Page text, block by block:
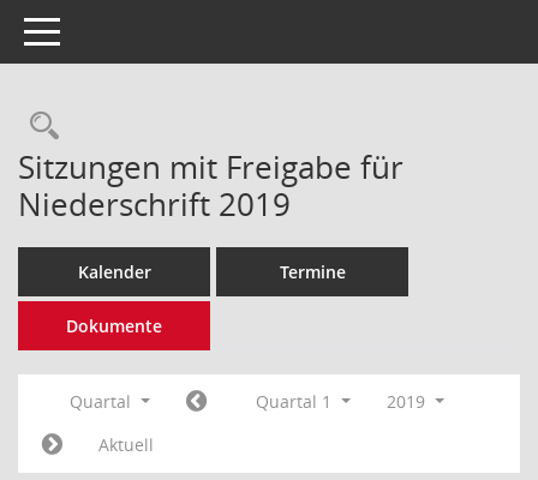
Toggle navigation
Rechercheauswahl
Sitzungen mit Freigabe für
Niederschrift 2019
Kalender Termine
Dokumente
Quartal Quartal 1
2019
Aktuell